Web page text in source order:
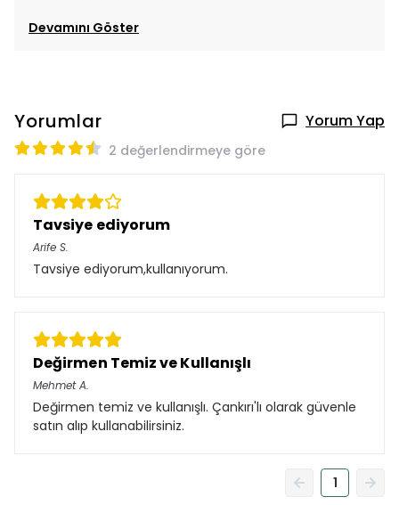
Devamını Göster
Yorumlar Yorum Yap
2 değerlendirmeye göre
Tavsiye ediyorum
Arife S.
Tavsiye ediyorum,kullanıyorum.
Değirmen Temiz ve Kullanışlı
Mehmet A.
Değirmen temiz ve kullanışlı. Çankırı'lı olarak güvenle
satın alıp kullanabilirsiniz.
1